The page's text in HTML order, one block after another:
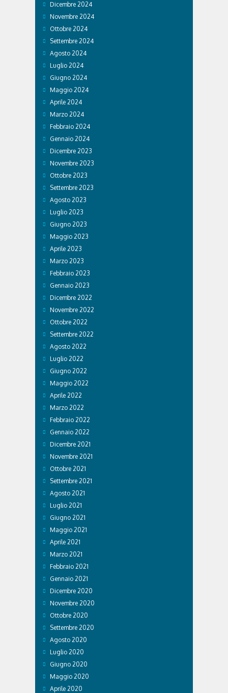
Dicembre 2024
Novembre 2024
Ottobre 2024
Settembre 2024
Agosto 2024
Luglio 2024
Giugno 2024
Maggio 2024
Aprile 2024
Marzo 2024
Febbraio 2024
Gennaio 2024
Dicembre 2023
Novembre 2023
Ottobre 2023
Settembre 2023
Agosto 2023
Luglio 2023
Giugno 2023
Maggio 2023
Aprile 2023
Marzo 2023
Febbraio 2023
Gennaio 2023
Dicembre 2022
Novembre 2022
Ottobre 2022
Settembre 2022
Agosto 2022
Luglio 2022
Giugno 2022
Maggio 2022
Aprile 2022
Marzo 2022
Febbraio 2022
Gennaio 2022
Dicembre 2021
Novembre 2021
Ottobre 2021
Settembre 2021
Agosto 2021
Luglio 2021
Giugno 2021
Maggio 2021
Aprile 2021
Marzo 2021
Febbraio 2021
Gennaio 2021
Dicembre 2020
Novembre 2020
Ottobre 2020
Settembre 2020
Agosto 2020
Luglio 2020
Giugno 2020
Maggio 2020
Aprile 2020